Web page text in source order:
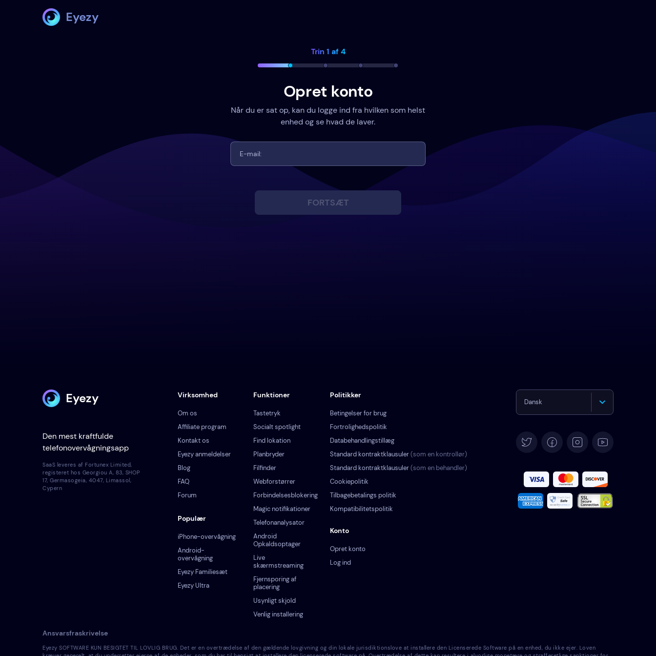
Eyezy
Trin 1 af 4
Opret konto
Når du er sat op, kan du logge ind fra hvilken som helst
enhed og se hvad de laver.
FORTSÆT
Eyezy
Den mest kraftfulde
telefonovervågningsapp
Virksomhed
Om os
Affiliate program
Kontakt os
Eyezy anmeldelser
Blog
FAQ
Forum
Populær
iPhone-overvågning
Android-
overvågning
Eyezy Familiesæt
Eyezy Ultra
Konto
Opret konto
Log ind
Politikker
Betingelser for brug
Fortrolighedspolitik
Databehandlingstillæg
Standard kontraktklausuler(som en kontrollør)
Standard kontraktklausuler(som en behandler)
Cookiepolitik
Tilbagebetalings politik
Kompatibilitetspolitik
Funktioner
Tastetryk
Socialt spotlight
Find lokation
Planbryder
Filfinder
Webforstørrer
Forbindelsesblokering
Magic notifikationer
Telefonanalysator
Android
Opkaldsoptager
Live
skærmstreaming
Fjernsporing af
placering
Usynligt skjold
Venlig installering
Dansk
Español
Français
Nederlands
SaaS leveres af Fortunex Limited,
registeret hos Georgiou A, 83, SHOP
17, Germasogeia, 4047, Limassol,
Cypern
Ansvarsfraskrivelse
Eyezy SOFTWARE KUN BESIGTET TIL LOVLIG BRUG. Det er en overtrædelse af den gældende lovgivning og din lokale jurisdiktionslove at installere den Licenserede Software på en enhed, du ikke ejer. Loven